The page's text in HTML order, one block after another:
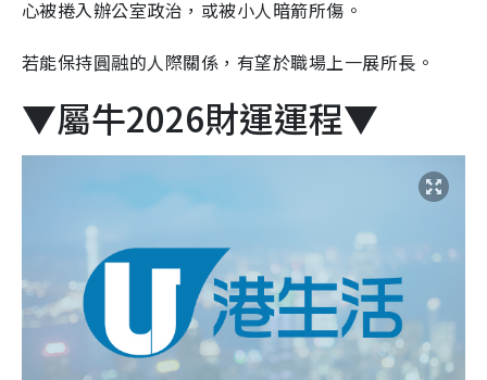
心被捲入辦公室政治，或被小人暗箭所傷。
若能保持圓融的人際關係，有望於職場上一展所長。
▼屬牛2026財運運程▼